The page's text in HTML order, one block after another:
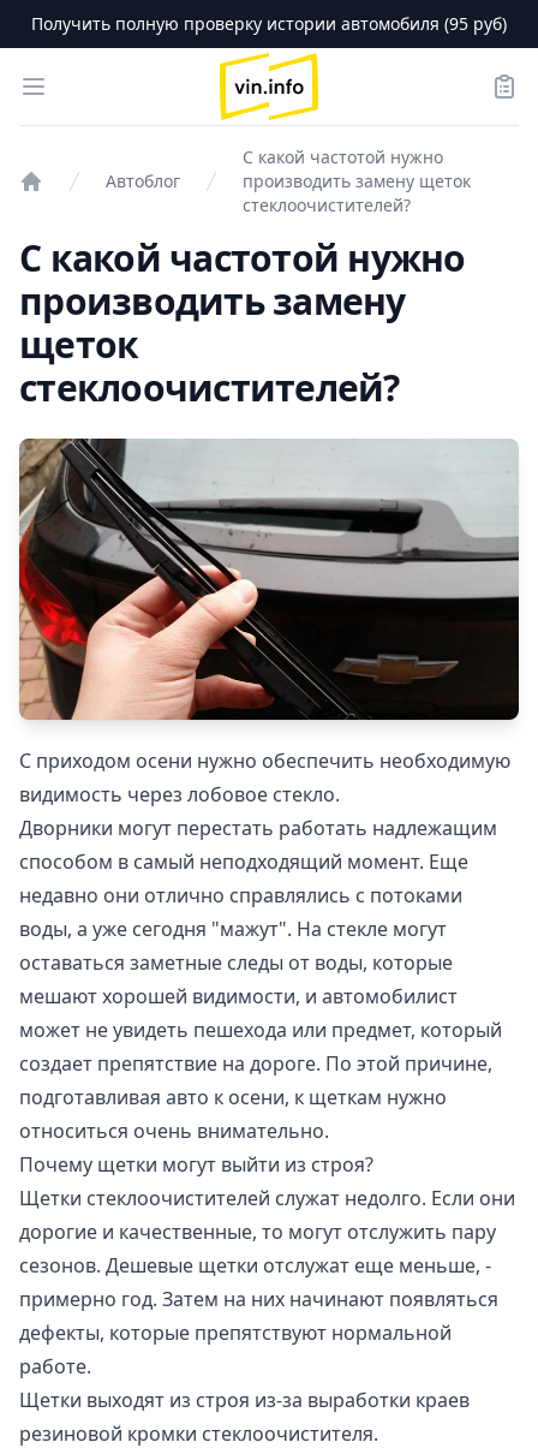
Получить полную проверку истории автомобиля (95 руб)
Open menu
logo
Автоблог
С какой частотой нужно
производить замену щеток
стеклоочистителей?
С какой частотой нужно
производить замену
щеток
стеклоочистителей?
С приходом осени нужно обеспечить необходимую
видимость через лобовое стекло.
Дворники могут перестать работать надлежащим
способом в самый неподходящий момент. Еще
недавно они отлично справлялись с потоками
воды, а уже сегодня "мажут". На стекле могут
оставаться заметные следы от воды, которые
мешают хорошей видимости, и автомобилист
может не увидеть пешехода или предмет, который
создает препятствие на дороге. По этой причине,
подготавливая авто к осени, к щеткам нужно
относиться очень внимательно.
Почему щетки могут выйти из строя?
Щетки стеклоочистителей служат недолго. Если они
дорогие и качественные, то могут отслужить пару
сезонов. Дешевые щетки отслужат еще меньше, -
примерно год. Затем на них начинают появляться
дефекты, которые препятствуют нормальной
работе.
Щетки выходят из строя из-за выработки краев
резиновой кромки стеклоочистителя.